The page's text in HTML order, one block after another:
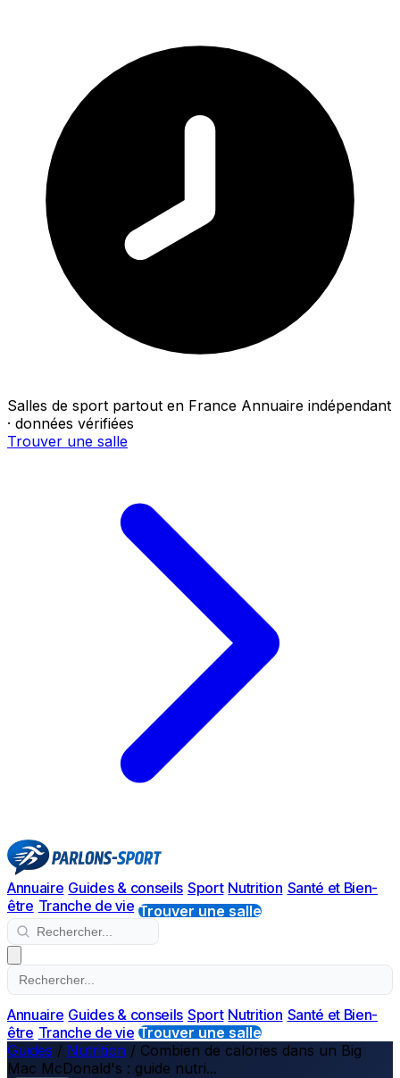
Salles de sport partout en France Annuaire indépendant
· données vérifiées
Trouver une salle
Annuaire Guides & conseils Sport Nutrition Santé et Bien-
être Tranche de vie Trouver une salle
Annuaire Guides & conseils Sport Nutrition Santé et Bien-
être Tranche de vie Trouver une salle
Guides / Nutrition / Combien de calories dans un Big
Mac McDonald's : guide nutri...